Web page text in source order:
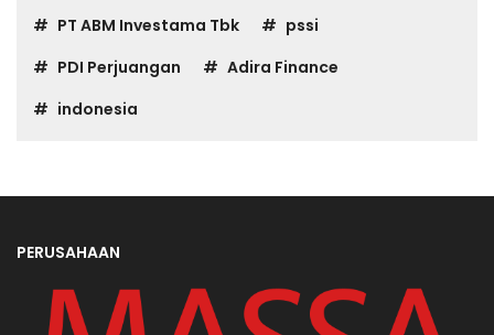
PT ABM Investama Tbk
pssi
PDI Perjuangan
Adira Finance
indonesia
PERUSAHAAN